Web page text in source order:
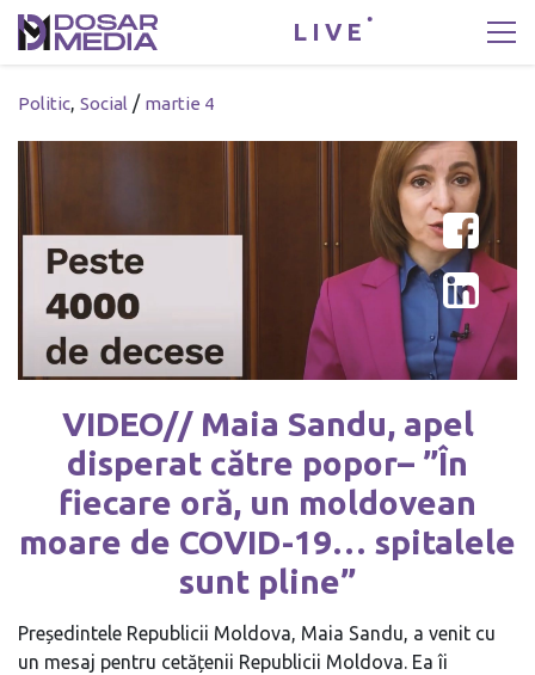
LIVE
Politic, Social / martie 4
VIDEO// Maia Sandu, apel
disperat către popor– ”În
fiecare oră, un moldovean
moare de COVID-19… spitalele
sunt pline”
Președintele Republicii Moldova, Maia Sandu, a venit cu
un mesaj pentru cetățenii Republicii Moldova. Ea îi